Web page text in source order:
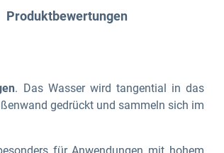
Produktbewertungen
. Das Wasser wird tangential in das
gedrückt und sammeln sich im